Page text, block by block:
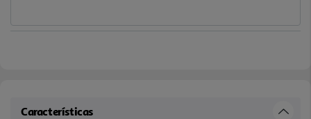
Características